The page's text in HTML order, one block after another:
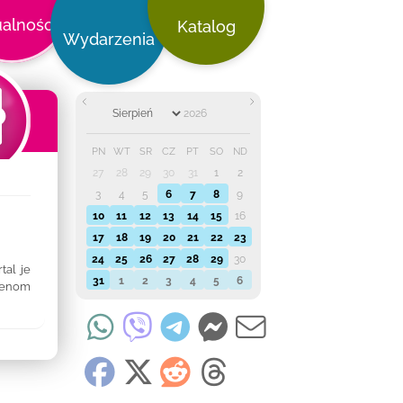
Wydarzenia
Katalog
je
PN WT ŚR CZ PT SO ND
27 28 29 30 31 1
2
3
4 5 6 7 8
9
10
11 12 13 14 15
16
17
18 19 20 21 22
23
24
25 26 27 28 29
30
31
1 2 3 4 5 6